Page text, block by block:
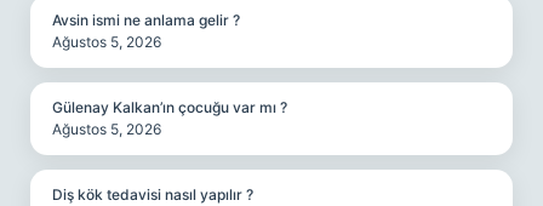
Avsin ismi ne anlama gelir ?
Ağustos 5, 2026
Gülenay Kalkan’ın çocuğu var mı ?
Ağustos 5, 2026
Diş kök tedavisi nasıl yapılır ?